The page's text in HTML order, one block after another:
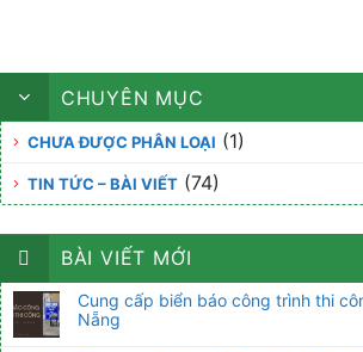
CHUYÊN MỤC
CHƯA ĐƯỢC PHÂN LOẠI (1)
TIN TỨC – BÀI VIẾT (74)
BÀI VIẾT MỚI
Cung cấp biển báo công trình thi
Nẵng